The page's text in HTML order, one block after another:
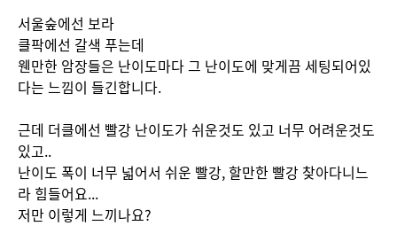
서울숲에선 보라
클팍에선 갈색 푸는데
웬만한 암장들은 난이도마다 그 난이도에 맞게끔 세팅되어있
다는 느낌이 들긴합니다.
근데 더클에선 빨강 난이도가 쉬운것도 있고 너무 어려운것도
있고..
난이도 폭이 너무 넓어서 쉬운 빨강, 할만한 빨강 찾아다니느
라 힘들어요...
저만 이렇게 느끼나요?